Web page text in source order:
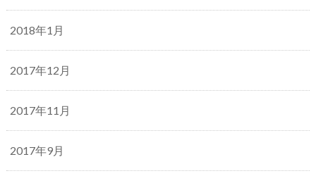
2018年1月
2017年12月
2017年11月
2017年9月